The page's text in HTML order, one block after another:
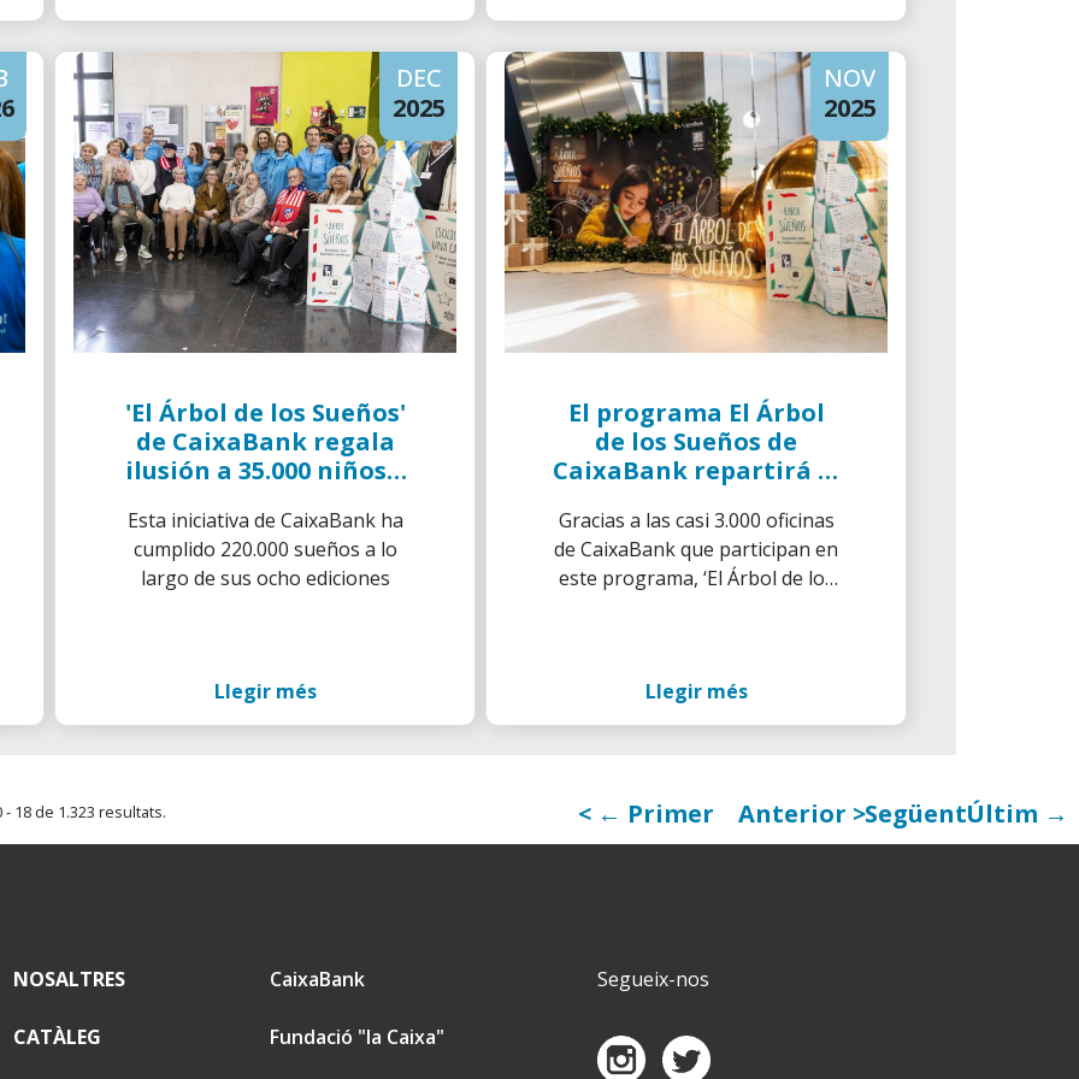
DEC
2025
'El Árbol de los Sueños'
de CaixaBank regala
ilusión a 35.000 niños y
Esta iniciativa de CaixaBank ha
cumplido 220.000 sueños a lo
largo de sus ocho ediciones
Llegir més
NOV
2025
El programa El Árbol
de los Sueños de
CaixaBank repartirá el
sus cartas más de
34.000 niños en riesgo
de vulnerabilidad
Gracias a las casi 3.000 oficinas
de CaixaBank que participan en
este programa, ‘El Árbol de los
Llegir més
18 de 1.323 resultats. ← Primer Anterior SegüentÚltim →
NOSALTRES
CATÀLEG
CaixaBank
Fundació "la Caixa"
Segueix-nos